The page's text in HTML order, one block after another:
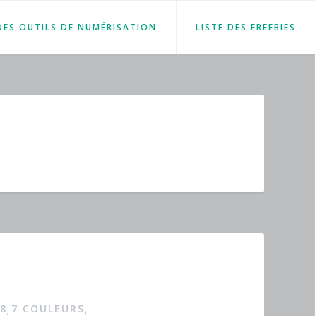
OUTILS DE NUMÉRISATION LISTE DES FREEBIES
, 7 COULEURS,